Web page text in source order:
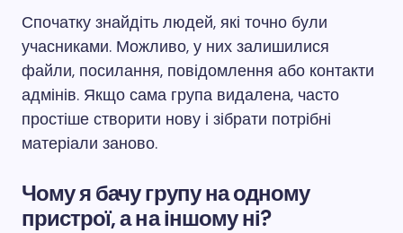
Спочатку знайдіть людей, які точно були
учасниками. Можливо, у них залишилися
файли, посилання, повідомлення або контакти
адмінів. Якщо сама група видалена, часто
простіше створити нову і зібрати потрібні
матеріали заново.
Чому я бачу групу на одному
пристрої, а на іншому ні?